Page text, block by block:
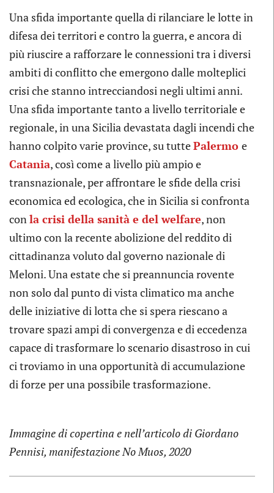
Una sfida importante quella di rilanciare le lotte in
difesa dei territori e contro la guerra, e ancora di
più riuscire a rafforzare le connessioni tra i diversi
ambiti di conflitto che emergono dalle molteplici
crisi che stanno intrecciandosi negli ultimi anni.
Una sfida importante tanto a livello territoriale e
regionale, in una Sicilia devastata dagli incendi che
hanno colpito varie province, su tuttePalermo e
Catania, così come a livello più ampio e
transnazionale, per affrontare le sfide della crisi
economica ed ecologica, che in Sicilia si confronta
conla crisi della sanità e del welfare, non
ultimo con la recente abolizione del reddito di
cittadinanza voluto dal governo nazionale di
Meloni. Una estate che si preannuncia rovente
non solo dal punto di vista climatico ma anche
delle iniziative di lotta che si spera riescano a
trovare spazi ampi di convergenza e di eccedenza
capace di trasformare lo scenario disastroso in cui
ci troviamo in una opportunità di accumulazione
di forze per una possibile trasformazione.
Immagine di copertina e nell’articolo di Giordano
Pennisi, manifestazione No Muos, 2020